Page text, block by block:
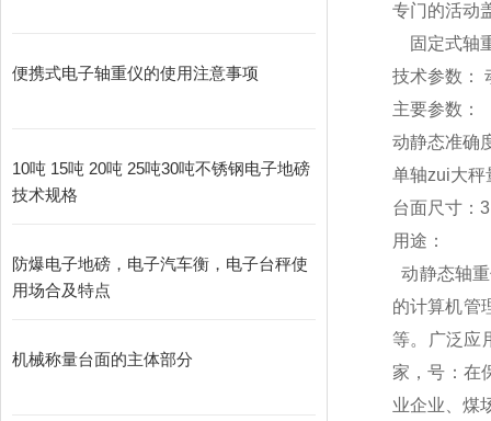
便携式电子轴重仪的使用注意事项
10吨 15吨 20吨 25吨30吨不锈钢电子地磅
技术规格
防爆电子地磅，电子汽车衡，电子台秤使
用场合及特点
机械称量台面的主体部分
专门的活动
固定式轴
技术参数：
主要参数：
动静态准确
单轴zui大
台面尺寸：
用途：
动静态轴
的计算机管
等。广泛应
家，号：在
业企业、煤